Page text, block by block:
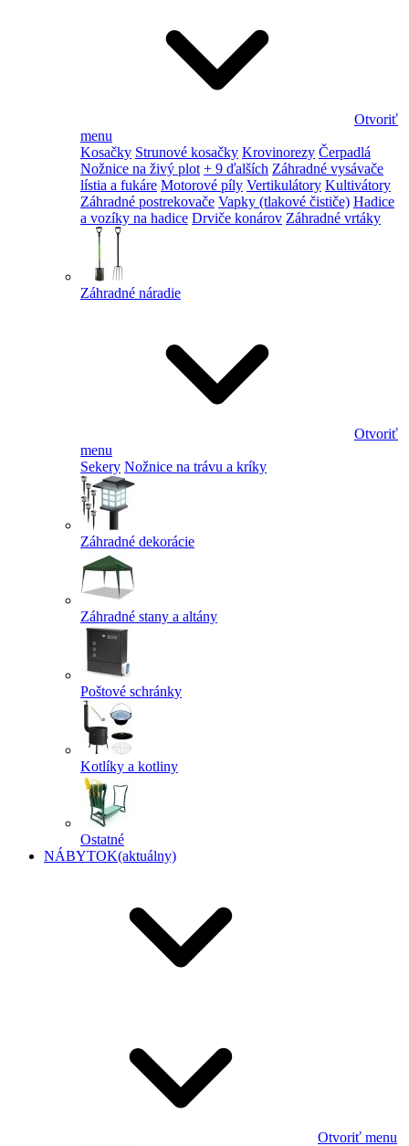
Otvoriť
menu
Kosačky Strunové kosačky Krovinorezy Čerpadlá
Nožnice na živý plot + 9 ďalších Záhradné vysávače
lístia a fukáre Motorové píly Vertikulátory Kultivátory
Záhradné postrekovače Vapky (tlakové čističe) Hadice
a vozíky na hadice Drviče konárov Záhradné vrtáky
Záhradné náradie
Otvoriť
menu
Sekery Nožnice na trávu a kríky
Záhradné dekorácie
Záhradné stany a altány
Poštové schránky
Kotlíky a kotliny
Ostatné
NÁBYTOK(aktuálny)
Otvoriť menu